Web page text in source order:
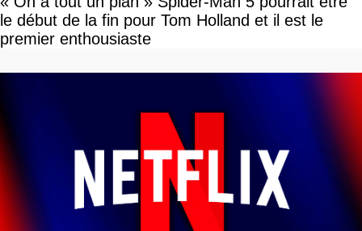
le début de la fin pour Tom Holland et il est le
premier enthousiaste